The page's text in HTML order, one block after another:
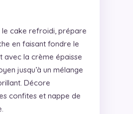
le cake refroidi, prépare
en faisant fondre le
avec la crème épaisse
jusqu’à un mélange
Décore
confites et nappe de